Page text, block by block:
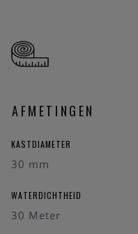
AFMETINGEN
KASTDIAMETER
30 mm
WATERDICHTHEID
30 Meter